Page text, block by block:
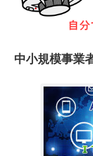
中小規模事業